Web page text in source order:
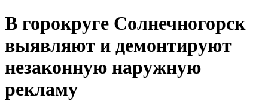
В горокруге Солнечногорск
выявляют и демонтируют
незаконную наружную
рекламу